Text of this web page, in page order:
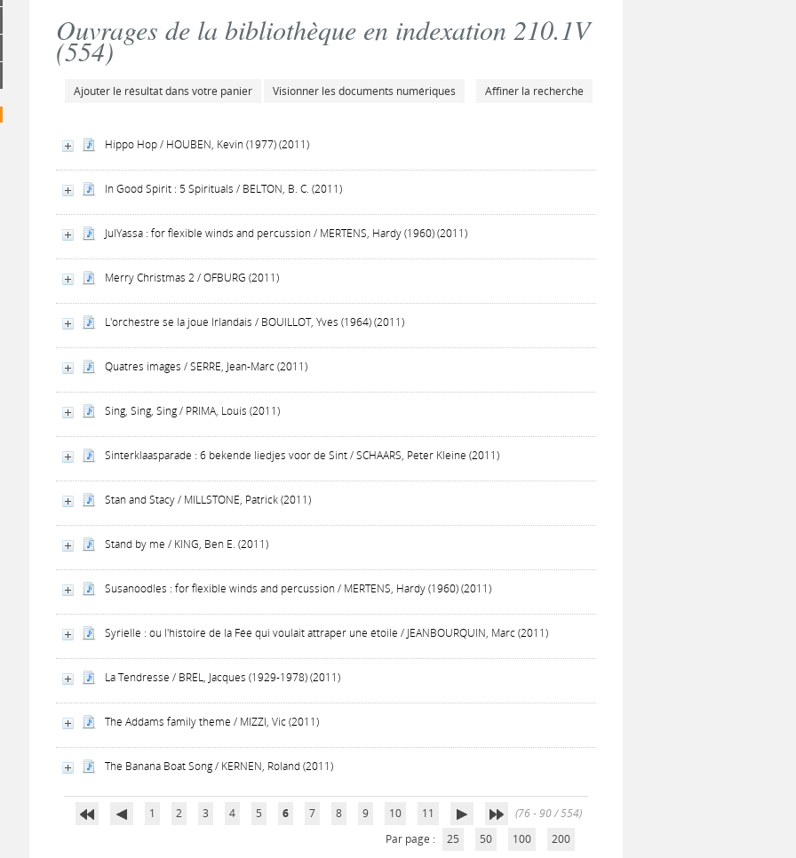
Ouvrages de la bibliothèque en indexation 210.1V
(554)
Ajouter le résultat dans votre panier Visionner les documents numériques Affiner la recherche
Hippo Hop / HOUBEN, Kevin (1977) (2011)
In Good Spirit : 5 Spirituals / BELTON, B. C. (2011)
JulYassa : for flexible winds and percussion / MERTENS, Hardy (1960) (2011)
Merry Christmas 2 / OFBURG (2011)
L'orchestre se la joue Irlandais / BOUILLOT, Yves (1964) (2011)
Quatres images / SERRE, Jean-Marc (2011)
Sing, Sing, Sing / PRIMA, Louis (2011)
Sinterklaasparade : 6 bekende liedjes voor de Sint / SCHAARS, Peter Kleine (2011)
Stan and Stacy / MILLSTONE, Patrick (2011)
Stand by me / KING, Ben E. (2011)
Susanoodles : for flexible winds and percussion / MERTENS, Hardy (1960) (2011)
Syrielle : ou l'histoire de la Fée qui voulait attraper une étoile / JEANBOURQUIN, Marc (2011)
La Tendresse / BREL, Jacques (1929-1978) (2011)
The Addams family theme / MIZZI, Vic (2011)
The Banana Boat Song / KERNEN, Roland (2011)
1 2 3 4 5 6 7 8 9 10 11
(76 - 90 / 554)
Par page :
25 50 100 200